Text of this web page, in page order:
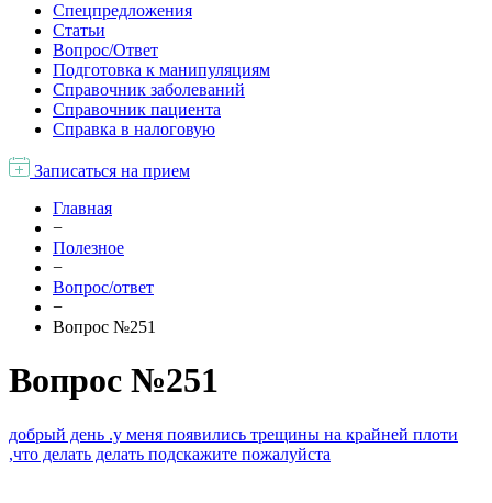
Спецпредложения
Статьи
Вопрос/Ответ
Подготовка к манипуляциям
Справочник заболеваний
Справочник пациента
Справка в налоговую
Записаться на прием
Главная
−
Полезное
−
Вопрос/ответ
−
Вопрос №251
Вопрос №251
добрый день .у меня появились трещины на крайней плоти
,что делать делать подскажите пожалуйста